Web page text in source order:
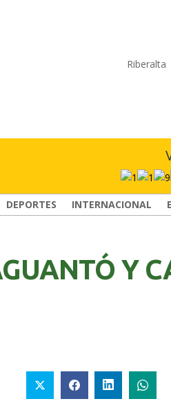
Riberalta
+33°C
DEPORTES INTERNACIONAL
Y